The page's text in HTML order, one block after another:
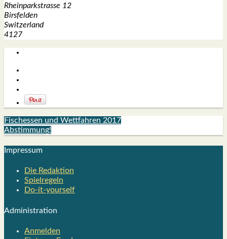
Rhein­park­stras­se 12
Birs­fel­den
Switz­er­land
4127
Fischessen und Wettfahren 2017
Abstimmung!
Impres­sum
Die Redak­ti­on
Spiel­re­geln
Do-it-your­s­elf
Admi­nis­tra­ti­on
Anmelden